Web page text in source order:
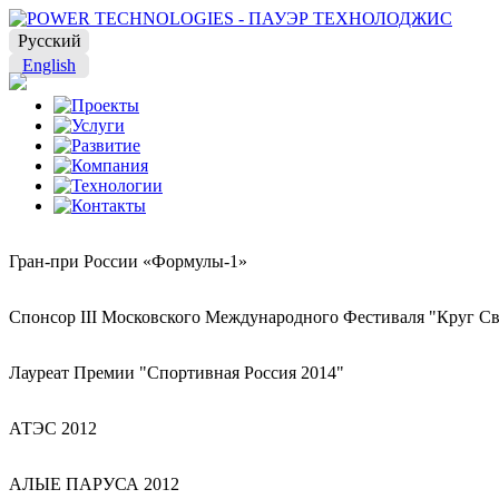
Русский
English
Гран-при России «Формулы-1»
Спонсор III Московского Международного Фестиваля "Круг
Лауреат Премии "Спортивная Россия 2014"
АТЭС 2012
АЛЫЕ ПАРУСА 2012